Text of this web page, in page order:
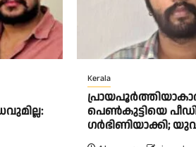
Kerala
പെൺകുട്ടിയെ
ഗർഭിണിയാക്കി;